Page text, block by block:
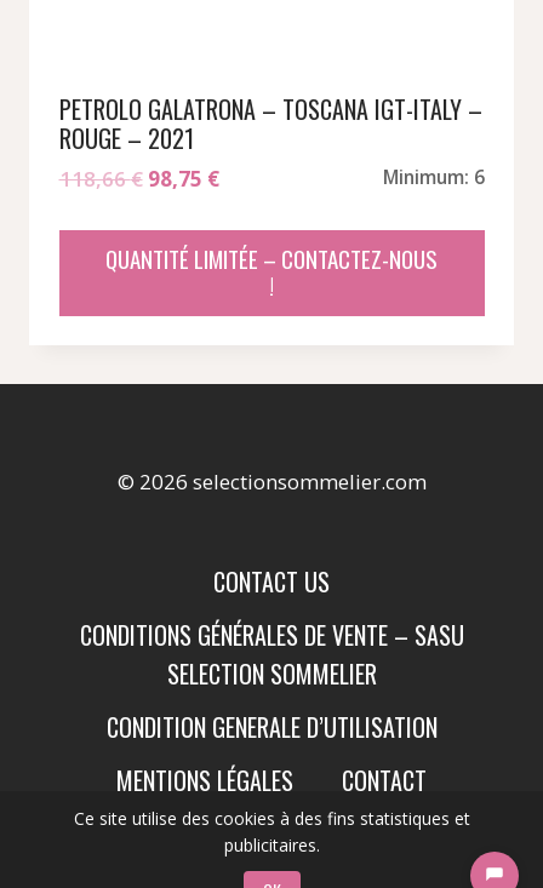
Ce site utilise des cookies à des fins statistiques et
publicitaires.
PETROLO GALATRONA – TOSCANA IGT-ITALY –
ROUGE – 2021
118,66€ Le
initial
était :
98,75 €Le
actuel
est :
Minimum: 6
QUANTITÉ LIMITÉE – CONTACTEZ-NOUS
!
© 2026 selectionsommelier.com
CONTACT US
CONDITIONS GÉNÉRALES DE VENTE – SASU
SELECTION SOMMELIER
CONDITION GENERALE D’UTILISATION
MENTIONS LÉGALES
CONTACT